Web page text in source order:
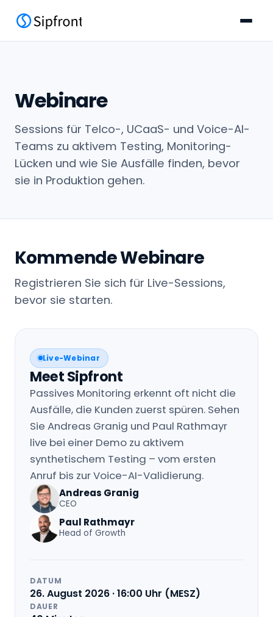
Webinare
Sessions für Telco-, UCaaS- und Voice-AI-
Teams zu aktivem Testing, Monitoring-
Lücken und wie Sie Ausfälle finden, bevor
sie in Produktion gehen.
Kommende Webinare
Registrieren Sie sich für Live-Sessions,
bevor sie starten.
Live-Webinar
Meet Sipfront
Passives Monitoring erkennt oft nicht die
Ausfälle, die Kunden zuerst spüren. Sehen
Sie Andreas Granig und Paul Rathmayr
live bei einer Demo zu aktivem
synthetischem Testing – vom ersten
Anruf bis zur Voice-AI-Validierung.
Andreas Granig
CEO
Paul Rathmayr
Head of Growth
DATUM
26. August 2026 · 16:00 Uhr (MESZ)
DAUER